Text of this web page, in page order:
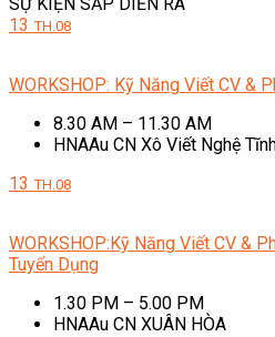
13 TH.08
WORKSHOP: Kỹ Năng Viết CV &
8.30 AM – 11.30 AM
HNAAu CN Xô Viết Nghệ
13 TH.08
WORKSHOP:Kỹ Năng Viết CV &
Tuyển Dụng
1.30 PM – 5.00 PM
HNAAu CN XUÂN HÒA